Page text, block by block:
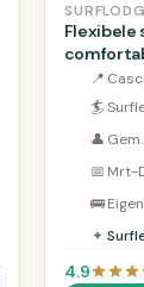
Flexibele
📍
🏄
👤
📅 Mrt-
🚌
✦
4.9